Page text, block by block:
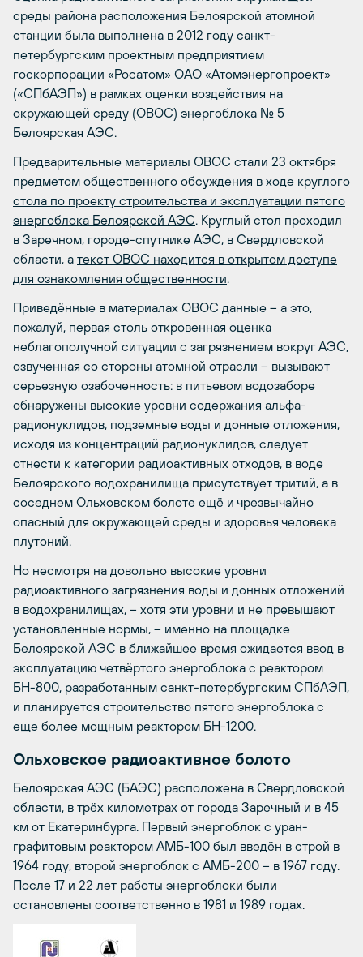
среды района расположения Белоярской атомной
станции была выполнена в 2012 году санкт-
петербургским проектным предприятием
госкорпорации «Росатом» ОАО «Атомэнергопроект»
(«СПбАЭП») в рамках оценки воздействия на
окружающей среду (ОВОС) энергоблока № 5
Белоярская АЭС.
Предварительные материалы ОВОС стали 23 октября
предметом общественного обсуждения в ходе круглого
стола по проекту строительства и эксплуатации пятого
энергоблока Белоярской АЭС. Круглый стол проходил
в Заречном, городе-спутнике АЭС, в Свердловской
области, а текст ОВОС находится в открытом доступе
для ознакомления общественности.
Приведённые в материалах ОВОС данные – а это,
пожалуй, первая столь откровенная оценка
неблагополучной ситуации с загрязнением вокруг АЭС,
озвученная со стороны атомной отрасли – вызывают
серьезную озабоченность: в питьевом водозаборе
обнаружены высокие уровни содержания альфа-
радионуклидов, подземные воды и донные отложения,
исходя из концентраций радионуклидов, следует
отнести к категории радиоактивных отходов, в воде
Белоярского водохранилища присутствует тритий, а в
соседнем Ольховском болоте ещё и чрезвычайно
опасный для окружающей среды и здоровья человека
плутоний.
Но несмотря на довольно высокие уровни
радиоактивного загрязнения воды и донных отложений
в водохранилищах, – хотя эти уровни и не превышают
установленные нормы, – именно на площадке
Белоярской АЭС в ближайшее время ожидается ввод в
эксплуатацию четвёртого энергоблока с реактором
БН-800, разработанным санкт-петербургским СПбАЭП,
и планируется строительство пятого энергоблока с
еще более мощным реактором БН-1200.
Ольховское радиоактивное болото
Белоярская АЭС (БАЭС) расположена в Свердловской
области, в трёх километрах от города Заречный и в 45
км от Екатеринбурга. Первый энергоблок с уран-
графитовым реактором АМБ-100 был введён в строй в
1964 году, второй энергоблок с АМБ-200 – в 1967 году.
После 17 и 22 лет работы энергоблоки были
остановлены соответственно в 1981 и 1989 годах.